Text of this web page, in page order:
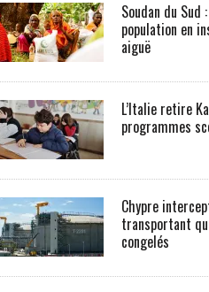
Soudan du
population en
aiguë
L’Italie retire
programmes
Chypre
transportant
congelés